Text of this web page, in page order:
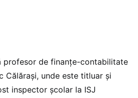
profesor de finanțe-contabilitate
Călărași, unde este titluar și
inspector școlar la ISJ